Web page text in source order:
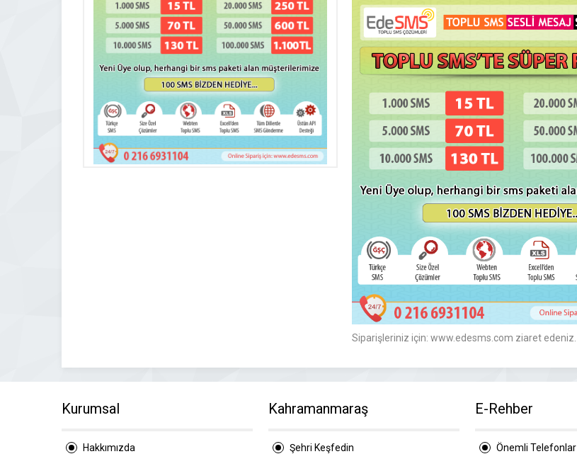
Siparişleriniz için: www.edesms.com ziaret edeniz.
Kurumsal
Hakkımızda
Kahramanmaraş
Şehri Keşfedin
E-Rehber
Önemli Telefonlar